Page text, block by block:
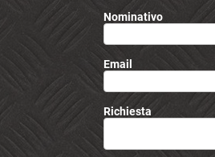
Nominativo
Email
Richiesta